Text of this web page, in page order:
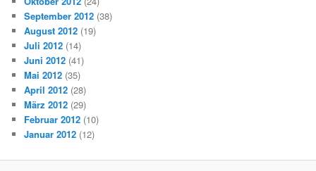
September 2012 (38)
August 2012 (19)
Juli 2012 (14)
Juni 2012 (41)
Mai 2012 (35)
April 2012 (28)
März 2012 (29)
Februar 2012 (10)
Januar 2012 (12)